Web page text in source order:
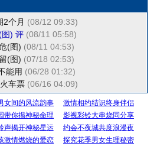
2个月 (08/12 09:33)
) 评 (08/11 05:58)
(图) (08/11 04:53)
(图) (07/18 02:53)
能用 (06/28 01:32)
车票 (06/16 04:09)